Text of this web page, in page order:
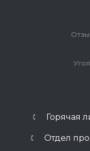
Горячая
Отдел